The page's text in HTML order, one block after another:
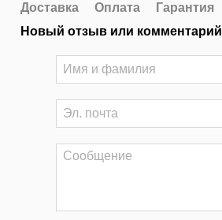
Доставка Оплата
Гарантия
Новый отзыв или комментарий